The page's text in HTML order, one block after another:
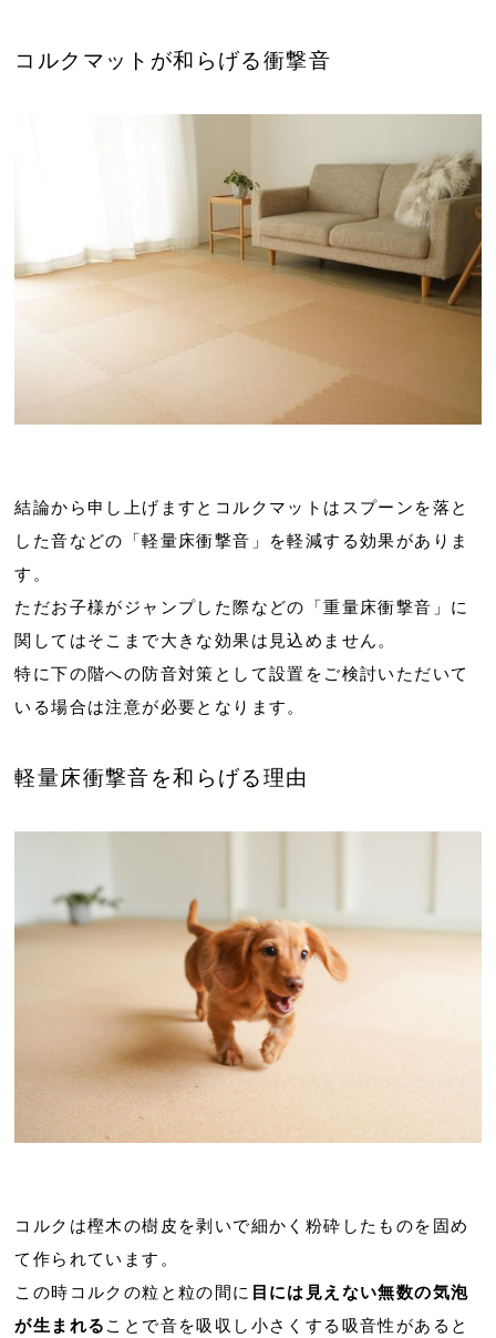
コルクマットが和らげる衝撃音
結論から申し上げますとコルクマットはスプーンを落と
した音などの「軽量床衝撃音」を軽減する効果がありま
す。
ただお子様がジャンプした際などの「重量床衝撃音」に
関してはそこまで大きな効果は見込めません。
特に下の階への防音対策として設置をご検討いただいて
いる場合は注意が必要となります。
軽量床衝撃音を和らげる理由
コルクは樫木の樹皮を剥いで細かく粉砕したものを固め
て作られています。
この時コルクの粒と粒の間に 目には見えない無数の気泡
が生まれる ことで音を吸収し小さくする吸音性があると